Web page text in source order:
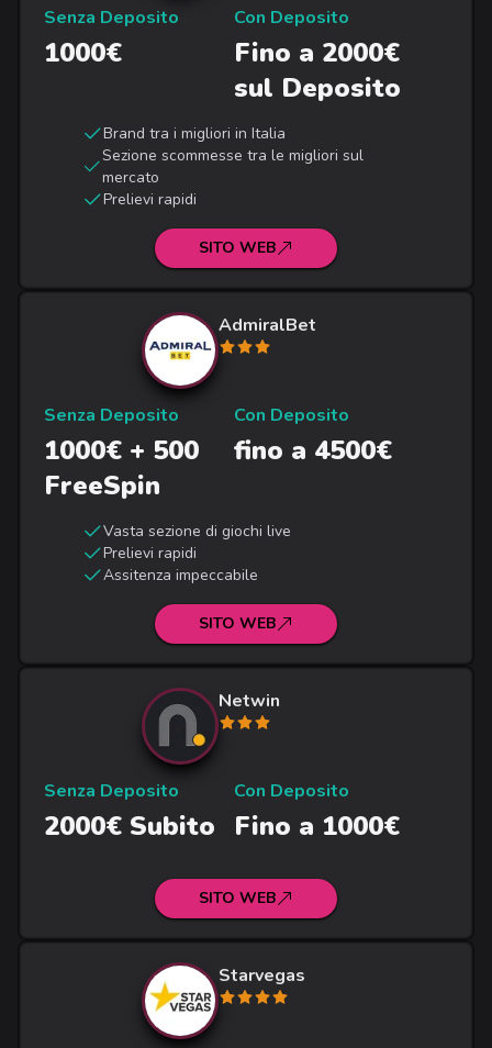
Senza Deposito
1000€
Con Deposito
Fino a 2000€
sul Deposito
Brand tra i migliori in Italia
Sezione scommesse tra le migliori sul
mercato
Prelievi rapidi
SITO WEB
AdmiralBet
Senza Deposito
1000€ + 500
FreeSpin
Con Deposito
fino a 4500€
Vasta sezione di giochi live
Prelievi rapidi
Assitenza impeccabile
SITO WEB
Netwin
Senza Deposito
2000€ Subito
Con Deposito
Fino a 1000€
SITO WEB
Starvegas